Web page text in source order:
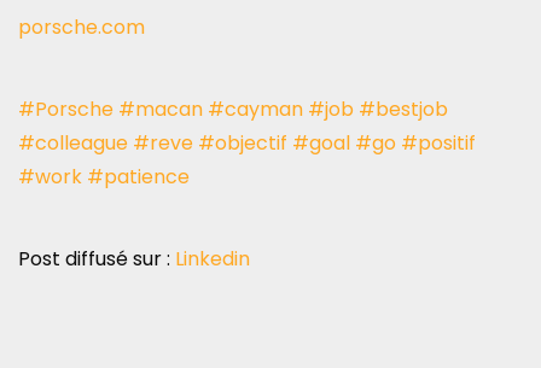
porsche.com
#Porsche #macan #cayman #job #bestjob
#colleague #reve #objectif #goal #go #positif
#work #patience
Post diffusé sur : Linkedin